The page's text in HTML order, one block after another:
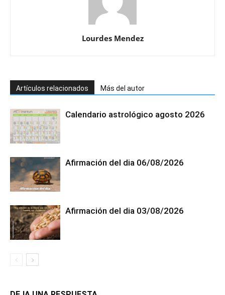
Lourdes Mendez
Artículos relacionados Más del autor
Calendario astrológico agosto 2026
Afirmación del dia 06/08/2026
Afirmación del dia 03/08/2026